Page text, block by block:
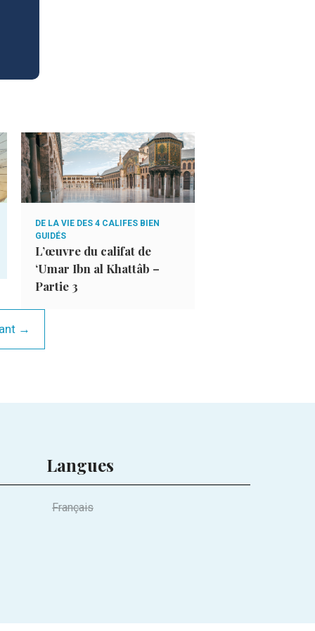
DE LA VIE DES 4 CALIFES BIEN
GUIDÉS
L’œuvre du califat de
‘Umar Ibn al Khattâb –
Partie 3
→
Langues
Français